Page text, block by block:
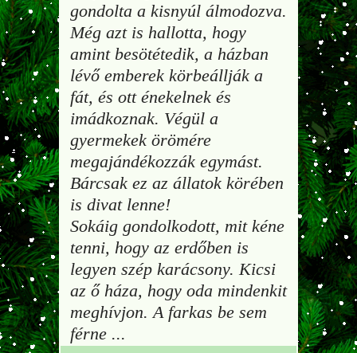
gondolta a kisnyúl álmodozva.
Még azt is hallotta, hogy
amint besötétedik, a házban
lévő emberek körbeállják a
fát, és ott énekelnek és
imádkoznak. Végül a
gyermekek örömére
megajándékozzák egymást.
Bárcsak ez az állatok körében
is divat lenne!
Sokáig gondolkodott, mit kéne
tenni, hogy az erdőben is
legyen szép karácsony. Kicsi
az ő háza, hogy oda mindenkit
meghívjon. A farkas be sem
férne ...